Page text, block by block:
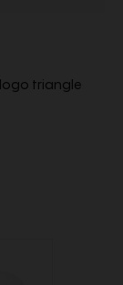
triangle